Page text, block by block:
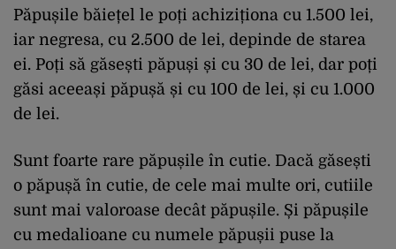
Păpușile băiețel le poți achiziționa cu 1.500 lei,
iar negresa, cu 2.500 de lei, depinde de starea
ei. Poți să găsești păpuși și cu 30 de lei, dar poți
găsi aceeași păpușă și cu 100 de lei, și cu 1.000
de lei.
Sunt foarte rare păpușile în cutie. Dacă găsești
o păpușă în cutie, de cele mai multe ori, cutiile
sunt mai valoroase decât păpușile. Și păpușile
cu medalioane cu numele păpușii puse la